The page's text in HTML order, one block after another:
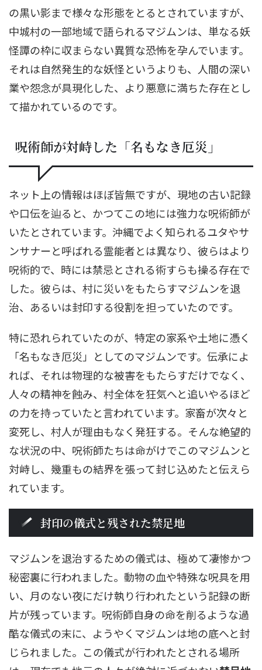
の黒い影まで様々な形態をとるとされていますが、
中城村の一部地域で語られるマジムンは、単なる妖
怪譚の枠に収まらない異質な恐怖を孕んでいます。
それは自然発生的な妖怪というよりも、人間の深い
業や怨念が具現化した、より悪意に満ちた存在とし
て描かれているのです。
呪術師が対峙した「名もなき厄災」
ネット上の情報はほぼ皆無ですが、現地の古い記録
や口伝を辿ると、かつてこの地には強力な呪術師が
いたとされています。沖縄でよく知られるユタやサ
ンサナーと呼ばれる霊能者とは異なり、彼らはより
呪術的で、時には禁忌とされる術すらも操る存在で
した。彼らは、村に災いをもたらすマジムンを退
治、あるいは封印する役割を担っていたのです。
特に恐れられていたのが、特定の家系や土地に憑く
「名もなき厄災」としてのマジムンです。伝承によ
れば、それは物理的な被害をもたらすだけでなく、
人々の精神を蝕み、村全体を狂気へと追いやるほど
の力を持っていたと言われています。家畜が次々と
変死し、村人が理由もなく発狂する。そんな絶望的
な状況の中、呪術師たちは命がけでこのマジムンと
対峙し、幾重もの結界を張って封じ込めたと伝えら
れています。
封印の儀式と残された禁足地
マジムンを退治するための儀式は、極めて凄惨かつ
秘密裏に行われました。動物の血や特殊な呪具を用
い、月のない夜にだけ執り行われたという記録の断
片が残っています。呪術師自身の命を削るような過
酷な儀式の末に、ようやくマジムンは地の底へと封
じられました。この儀式が行われたとされる場所